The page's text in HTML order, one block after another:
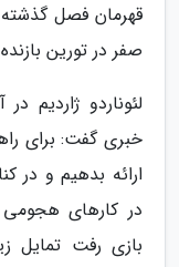
قهرمان فصل گذشته
صفر در تورین
لئوناردو ژاردیم
خبری گفت: برای
ارائه بدهیم و در
در کارهای
بازی رفت تمایل